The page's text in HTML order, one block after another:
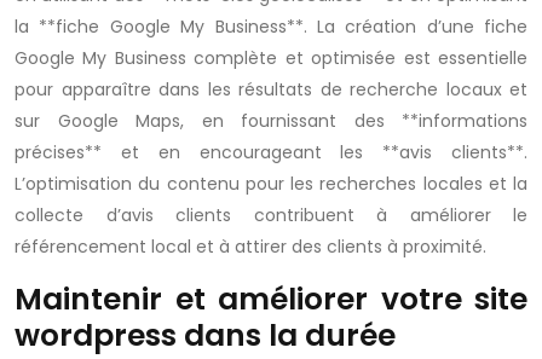
la **fiche Google My Business**. La création d’une fiche
Google My Business complète et optimisée est essentielle
pour apparaître dans les résultats de recherche locaux et
sur Google Maps, en fournissant des **informations
précises** et en encourageant les **avis clients**.
L’optimisation du contenu pour les recherches locales et la
collecte d’avis clients contribuent à améliorer le
référencement local et à attirer des clients à proximité.
Maintenir et améliorer votre site
wordpress dans la durée